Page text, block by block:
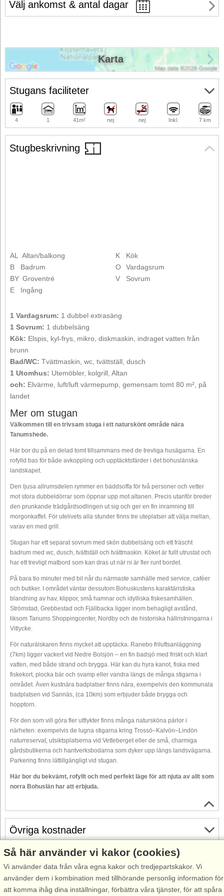
Välj ankomst & antal dagar
Stugbeskrivning
AL Altan/balkong
B
Badrum
BY Groventré
E
Ingång
K
Kök
O
Vardagsrum
V
Sovrum
1 Vardagsrum: 1 dubbel extrasäng
1 Sovrum: 1 dubbelsäng
Kök: Elspis, kyl-frys, mikro, diskmaskin, indraget vatten från
brunn
Bad/WC: Tvättmaskin, wc, tvättställ, dusch
1 Utomhus: Utemöbler, kolgrill, Altan
och: Elvärme, luft/luft värmepump, gemensam tomt 80 m², på
landet
Mer om stugan
Välkommen till en trivsam stuga i ett naturskönt område nära
Tanumshede.
Här bor du på en delad tomt tillsammans med de trevliga husägarna. En
rofylld bas för både avkoppling och upptäcktsfärder i det bohuslänska
landskapet.
Den ljusa allrumsdelen rymmer en bäddsoffa för två personer och vetter
mot stora dubbeldörrar som öppnar upp mot altanen. Precis utanför breder
den prunkande trädgårdsodlingen ut sig och ger en fin inramning till
morgonkaffet. För utelivets alla stunder finns tre uteplatser att välja mellan,
varav en med grill.
Stugan har ett separat sovrum med skön dubbelsäng och ett fräscht
badrum med wc, dusch, tvättställ och tvättmaskin. Köket är fullt utrustat och
har ett trevligt matbord som kan dras ut när ni är fler runt bordet.
På bara tio minuter med bil når du närmaste samhälle med service, caféer
och butiker. I området väntar dessutom Bohuskustens karaktäristiska
blandning av hav, klippor, små hamnar och idylliska fiskesamhällen.
Strömstad, Grebbestad och Fjällbacka ligger inom behagligt avstånd,
liksom Tanums Shoppingcenter, Nordby och de historiska hällristningarna i
Vitlycke.
För naturälskaren finns mycket att upptäcka. Ranebo friluftsanläggning
(7km) ligger vackert vid Nedre Bolsjön – en fin badsjö med friskt och klart
vatten, med både strand och brygga. Här kan du hyra kanot, fiska med
fiskekort, plocka bär och svamp eller vandra längs de många stigarna i
området. Även kustnära badplatser finns nära, exempelvis den kommunala
badplatsen vid Sannäs, (ca 10km) som erbjuder både brygga och
hopptorn.
För den som vill göra fler utflykter finns många natursköna pärlor i
närheten: exempelvis de lugna stigarna kring Trossö–Kalvön–Lindön
naturreservat, utsiktsplatserna vid Vetteberget eller de små, charmiga
gårdsbutikerna och hantverksbodarna som dyker upp längs landsvägarna.
Parkering finns lättillgängligt vid stugan.
Här bor du bekvämt, rofyllt och med perfekt läge för att njuta av allt som
norra Bohuslän har att erbjuda.
Stugans faciliteter
4 1 41m² nej nej Inkl. 7 km
Övriga kostnader
Gratis avbokning
Gratis avbokning fram till 35 dagar före ankomst. Gäller för
ankomster under perioden 18/7-2026 till 31/12-2027
Se villkor här
Karta
Så här använder vi kakor (cookies)
Vi använder data från våra egna kakor och tredjepartskakor. Vi
använder dem i kombination med tillhörande personlig information för
att komma ihåg dina inställningar, förbättra våra tjänster, för att spåra